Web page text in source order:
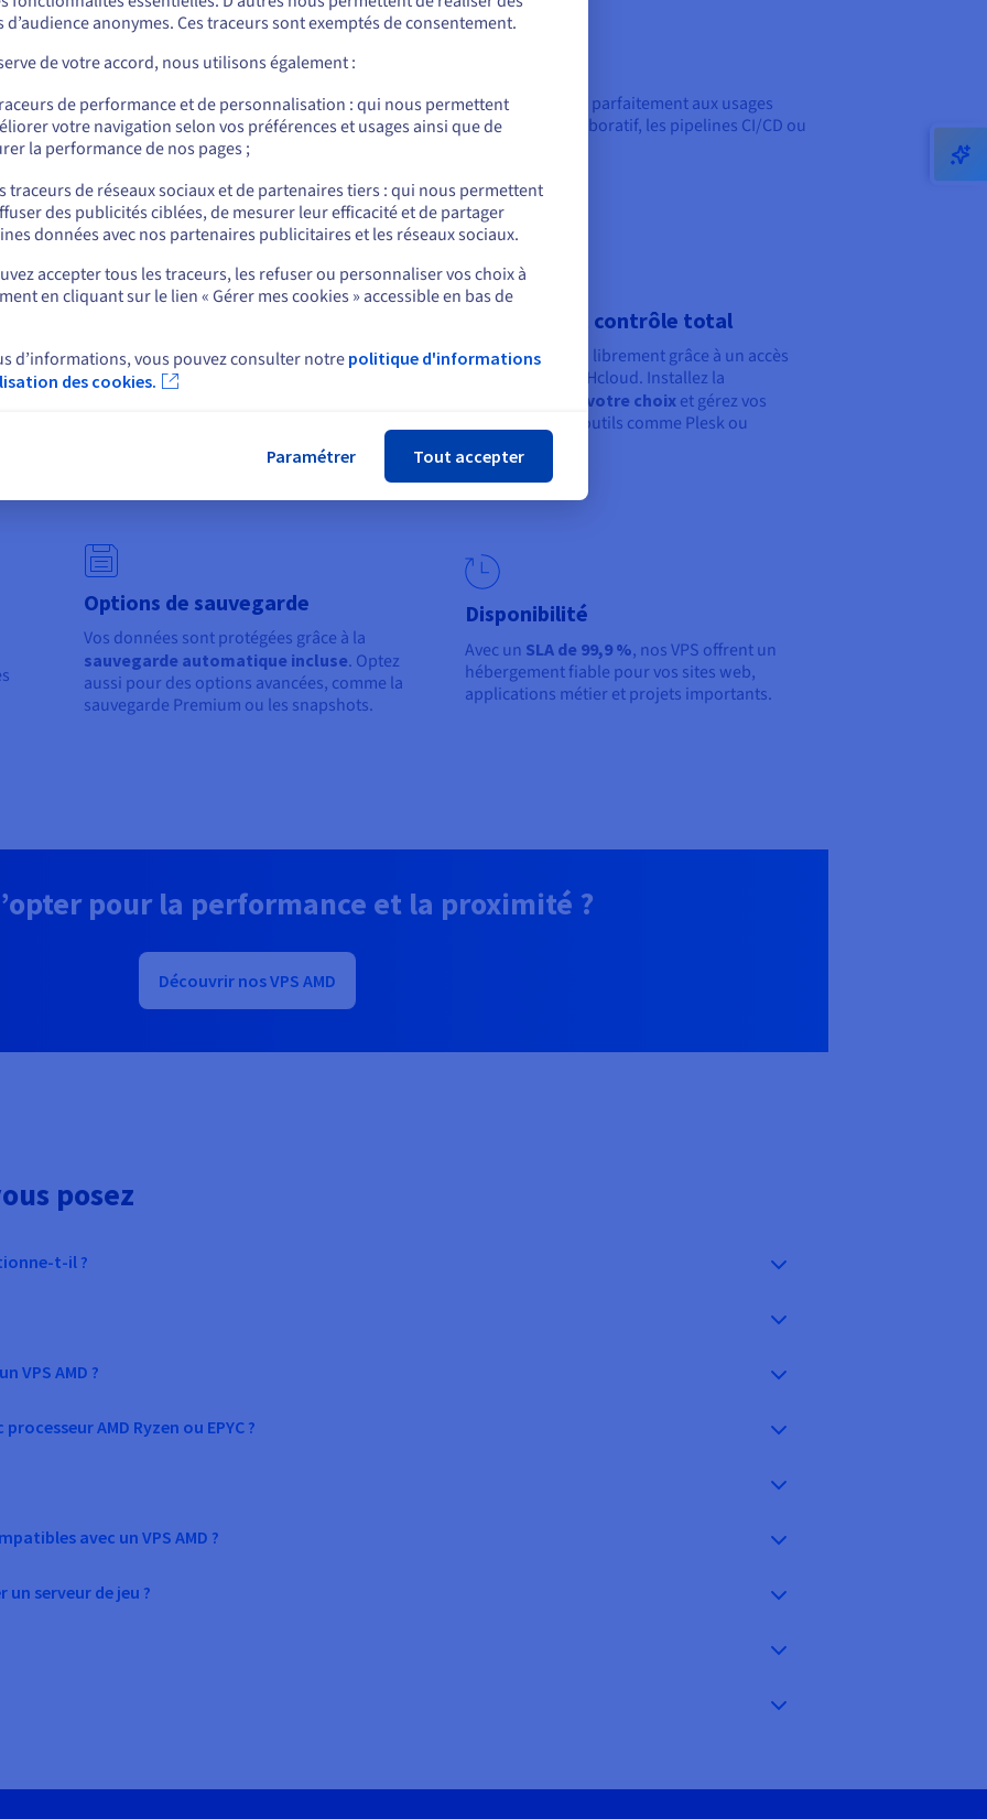
AMD
puissance multicœur, faible latence et proximité géographique. Ils s’adaptent parfaitement aux usages
les bases de données distribuées, les environnements de développement collaboratif, les pipelines CI/CD ou
Un environnement isolé et
évolutif
Hébergez vos projets dans un
monter en configuration en un
, depuis votre espace client.
Simplicité et contrôle total
Pilotez votre VPS librement grâce à un accès
root et à l’API OVHcloud. Installez la
distribution de votre choix et gérez vos
services via des outils comme Plesk ou
Options de sauvegarde
Vos données sont protégées grâce à la
sauvegarde automatique incluse. Optez
aussi pour des options avancées, comme la
sauvegarde Premium ou les snapshots.
Disponibilité
Avec un SLA de 99,9 %, nos VPS offrent un
hébergement fiable pour vos sites web,
applications métier et projets importants.
pour la performance et la proximité ?
Découvrir nos VPS AMD
posez
t-il ?
VPS AMD ?
AMD Ryzen ou EPYC ?
avec un VPS AMD ?
un serveur de jeu ?
commander, rendez-vous sur le site de votre pays (États-Unis) et créez un
us.ovhcloud.com/vps Anglais USD - $
ou
sur le site actuel
un autre site web
d’audience anonymes. Ces traceurs sont exemptés de consentement.
de votre accord, nous utilisons également :
de performance et de personnalisation : qui nous permettent
votre navigation selon vos préférences et usages ainsi que de
la performance de nos pages ;
traceurs de réseaux sociaux et de partenaires tiers : qui nous permettent
des publicités ciblées, de mesurer leur efficacité et de partager
données avec nos partenaires publicitaires et les réseaux sociaux.
accepter tous les traceurs, les refuser ou personnaliser vos choix à
en cliquant sur le lien « Gérer mes cookies » accessible en bas de
d’informations, vous pouvez consulter notre politique d'informations
des cookies.
Paramétrer Tout accepter